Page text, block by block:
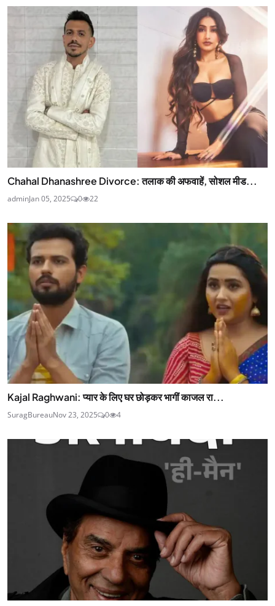
Chahal Dhanashree Divorce: तलाक की अफवाहें, सोशल मीड...
adminJan 05, 2025 0 22
Kajal Raghwani: प्यार के लिए घर छोड़कर भागीं काजल रा...
SuragBureauNov 23, 2025 0 4